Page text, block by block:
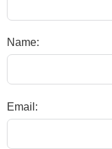
Name:
Email: